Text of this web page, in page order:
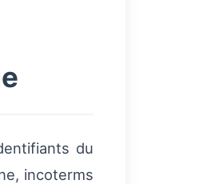
du
incoterms